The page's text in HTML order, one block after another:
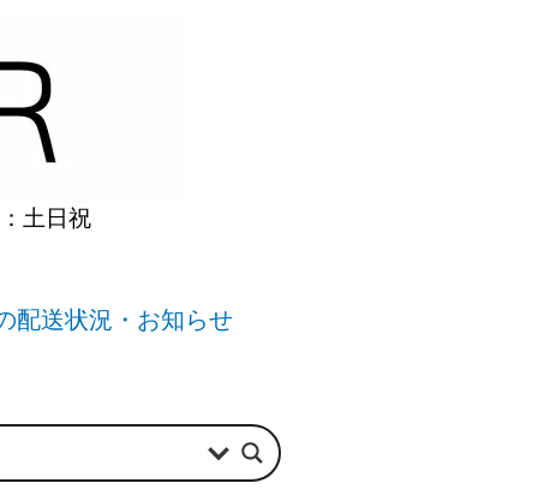
土日祝
配送状況・お知らせ